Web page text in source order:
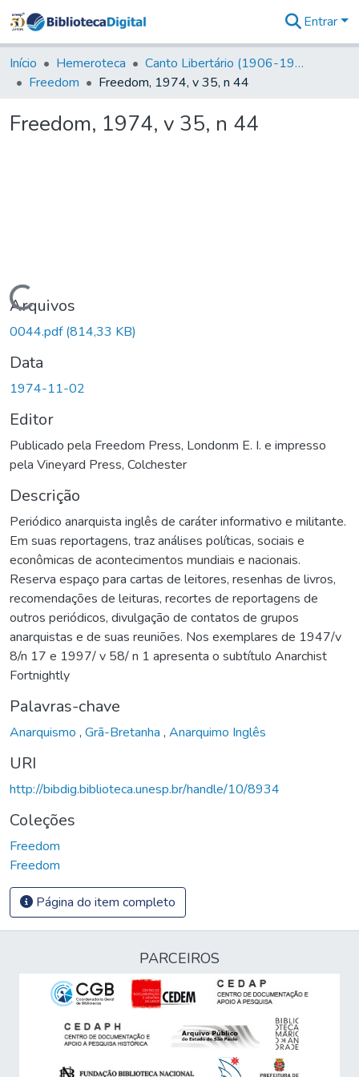
&
Coleções
Tudo na
Digital
Entrar
Início Hemeroteca
Canto Libertário (1906-1995)
Freedom
Freedom, 1974, v 35, n 44
Freedom, 1974, v 35, n 44
Carregando...
Arquivos
0044.pdf(814,33 KB)
Data
1974-11-02
Editor
Publicado pela Freedom Press, Londonm E. I. e impresso
pela Vineyard Press, Colchester
Descrição
Periódico anarquista inglês de caráter informativo e militante.
Em suas reportagens, traz análises políticas, sociais e
econômicas de acontecimentos mundiais e nacionais.
Reserva espaço para cartas de leitores, resenhas de livros,
recomendações de leituras, recortes de reportagens de
outros periódicos, divulgação de contatos de grupos
anarquistas e de suas reuniões. Nos exemplares de 1947/v
8/n 17 e 1997/ v 58/ n 1 apresenta o subtítulo Anarchist
Fortnightly
Palavras-chave
Anarquismo , Grã-Bretanha , Anarquimo Inglês
URI
http://bibdig.biblioteca.unesp.br/handle/10/8934
Coleções
Freedom
Freedom
Página do item completo
PARCEIROS